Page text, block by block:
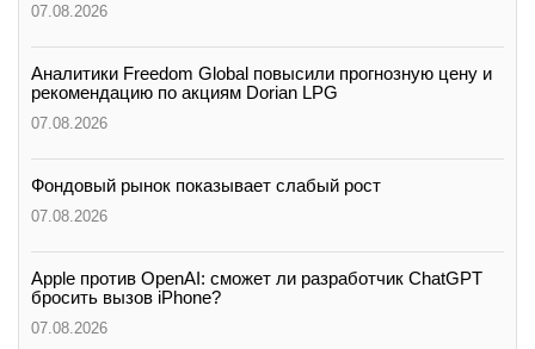
07.08.2026
Аналитики Freedom Global повысили прогнозную цену и
рекомендацию по акциям Dorian LPG
07.08.2026
Фондовый рынок показывает слабый рост
07.08.2026
Apple против OpenAI: сможет ли разработчик ChatGPT
бросить вызов iPhone?
07.08.2026